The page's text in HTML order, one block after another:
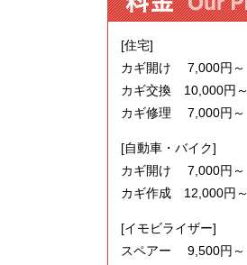
[住宅]
カギ開け 7,000円～
カギ交換 10,000円～
カギ修理 7,000円～
[自動車・バイク]
カギ開け 7,000円～
カギ作成 12,000円～
[イモビライザー]
スペアー 9,500円～